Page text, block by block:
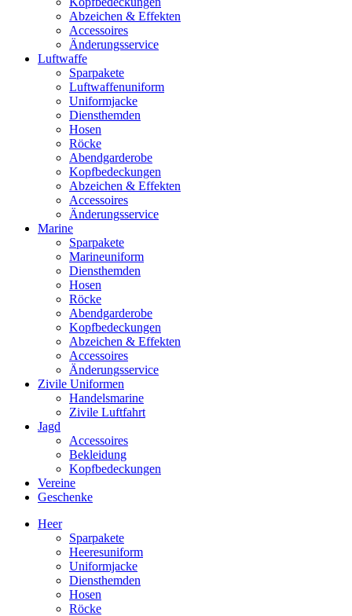
Abzeichen & Effekten
Accessoires
Änderungsservice
Luftwaffe
Sparpakete
Luftwaffenuniform
Uniformjacke
Diensthemden
Hosen
Röcke
Abendgarderobe
Kopfbedeckungen
Abzeichen & Effekten
Accessoires
Änderungsservice
Marine
Sparpakete
Marineuniform
Diensthemden
Hosen
Röcke
Abendgarderobe
Kopfbedeckungen
Abzeichen & Effekten
Accessoires
Änderungsservice
Zivile Uniformen
Handelsmarine
Zivile Luftfahrt
Jagd
Accessoires
Bekleidung
Kopfbedeckungen
Vereine
Geschenke
Heer
Sparpakete
Heeresuniform
Uniformjacke
Diensthemden
Hosen
Röcke